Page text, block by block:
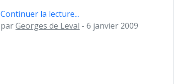
Continuer la lecture...
parGeorges de Leval - 6 janvier 2009